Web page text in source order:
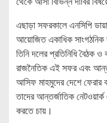
এছাড়া সফরকালে এনসিপি
আয়োজিত একাধিক সাংগঠনিক
তিনি দলের প্রতিনিধি বৈঠক
রাজনৈতিক এই সফর এবং
আসিফ মাহমুদের দেশে
তাদের আন্তর্জাতিক
করতে চায়।